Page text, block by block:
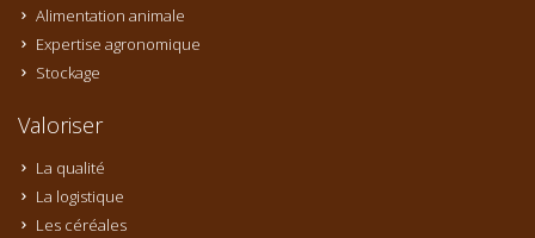
Alimentation animale
Expertise agronomique
Stockage
Valoriser
La qualité
La logistique
Les céréales